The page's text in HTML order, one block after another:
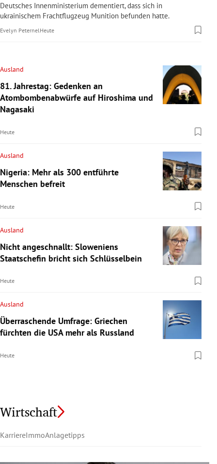
Deutsches Innenministerium dementiert, dass sich in
ukrainischem Frachtflugzeug Munition befunden hatte.
Evelyn Peternel Heute
Ausland
81. Jahrestag: Gedenken an
Atombombenabwürfe auf Hiroshima und
Nagasaki
Heute
Ausland
Nigeria: Mehr als 300 entführte
Menschen befreit
Heute
Ausland
Nicht angeschnallt: Sloweniens
Staatschefin bricht sich Schlüsselbein
Heute
Ausland
Überraschende Umfrage: Griechen
fürchten die USA mehr als Russland
Heute
Wirtschaft
KarriereImmoAnlagetipps